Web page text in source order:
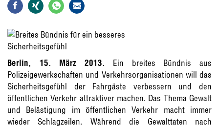
Berlin, 15. März 2013. Ein breites Bündnis aus
Polizeigewerkschaften und Verkehrsorganisationen will das
Sicherheitsgefühl der Fahrgäste verbessern und den
öffentlichen Verkehr attraktiver machen. Das Thema Gewalt
und Belästigung im öffentlichen Verkehr macht immer
wieder Schlagzeilen. Während die Gewalttaten nach